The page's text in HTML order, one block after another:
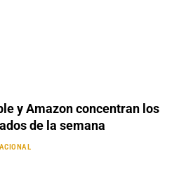
y Amazon concentran los
de la semana